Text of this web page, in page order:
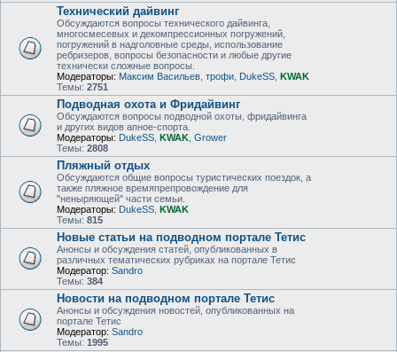
Технический дайвинг
Обсуждаются вопросы технического дайвинга,
многосмесевых и декомпрессионных погружений,
погружений в надголовные среды, использование
ребризеров, вопросы безопасности и любые другие
технически сложные вопросы.
Модераторы: Максим Васильев трофи DukeSS KWAK
Темы: 2751
Подводная охота и Фридайвинг
Обсуждаются вопросы подводной охоты, фридайвинга
и других видов апное-спорта.
Модераторы: DukeSS KWAK Grower
Темы: 2808
Пляжный отдых
Обсуждаются общие вопросы туристических поездок, а
также пляжное времяпрепровождение для
"неныряющей" части семьи.
Модераторы: DukeSS KWAK
Темы: 815
Новые статьи на подводном портале Тетис
Анонсы и обсуждения статей, опубликованных в
различных тематических рубриках на портале Тетис
Модератор: Sandro
Темы: 384
Новости на подводном портале Тетис
Анонсы и обсуждения новостей, опубликованных на
портале Тетис
Модератор: Sandro
Темы: 1995